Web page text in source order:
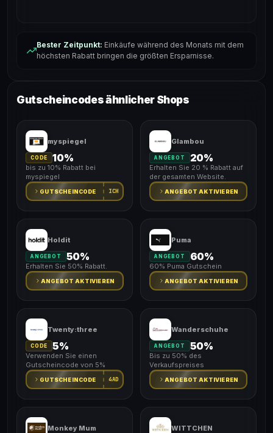
Bester Zeitpunkt: Einkäufe während des Monats mit dem
höchsten Rabatt bringen die größten Ersparnisse.
Gutscheincodes ähnlicher Shops
myspiegel
CODE 10%
bis zu 10% Rabatt bei
myspiegel
GUTSCHEINCODE ICH
Glambou
ANGEBOT 20%
Erhalten Sie 20 % Rabatt auf
der gesamten Website.
ANGEBOT AKTIVIEREN
Holdit
ANGEBOT 50%
Erhalten Sie 50% Rabatt.
ANGEBOT AKTIVIEREN
Puma
ANGEBOT 60%
60% Puma Gutschein
ANGEBOT AKTIVIEREN
Twenty:three
CODE 5%
Verwenden Sie einen
Gutscheincode von 5%
GUTSCHEINCODE 4AD
Wanderschuhe
ANGEBOT 50%
Bis zu 50% des
Verkaufspreises
ANGEBOT AKTIVIEREN
Monkey Mum WITTCHEN